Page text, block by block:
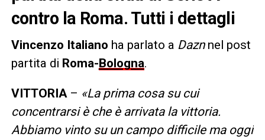
contro la Roma. Tutti i dettagli
Vincenzo Italiano ha parlato a Daznnel post
partita di Roma-Bologna.
VITTORIA– «La prima cosa su cui
concentrarsi è che è arrivata la vittoria.
Abbiamo vinto su un campo difficile ma oggi